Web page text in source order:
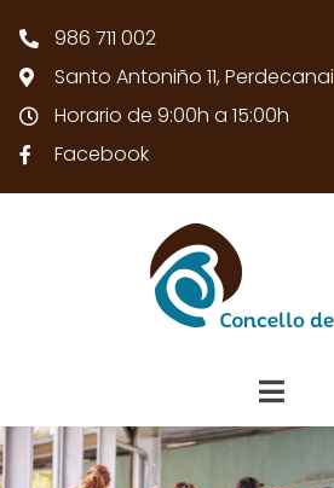
986 711 002
Santo Antoniño 11, Perdecanai
Horario de 9:00h a 15:00h
Facebook